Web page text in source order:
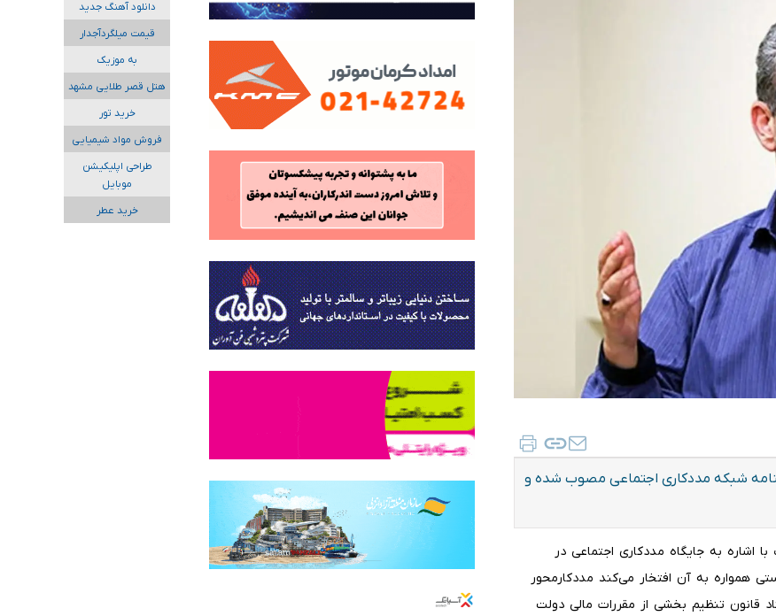
شبکه مددکاری اجتماعی مصوب شده و
اشاره به جایگاه مددکاری اجتماعی در
همواره به آن افتخار می‌کند مددکارمحور
قانون تنظیم بخشی از مقررات مالی دولت
دانلود آهنگ جدید
قیمت میلگردآجدار
به موزیک
هتل قصر طلایی مشهد
خرید تور
فروش مواد شیمیایی
طراحی اپلیکیشن
موبایل
خرید عطر